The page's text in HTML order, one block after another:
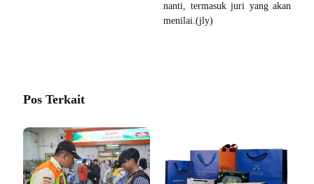
nanti, termasuk juri yang akan
menilai.(jly)
Pos Terkait